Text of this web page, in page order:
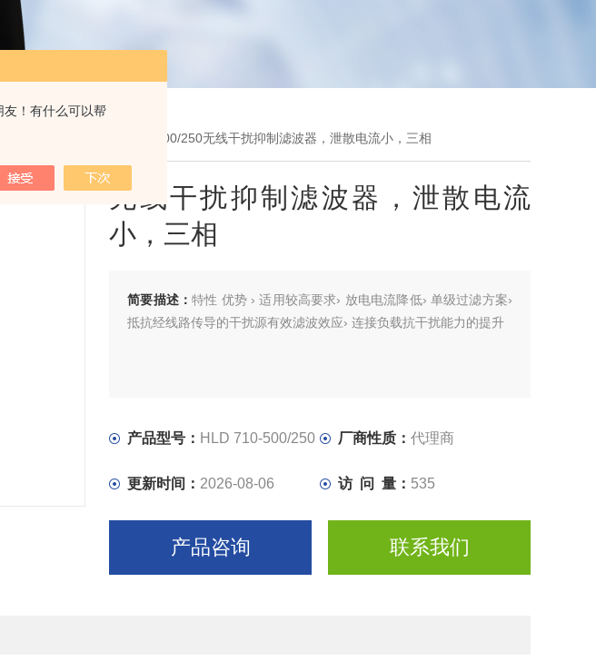
友！有什么可以帮
> HLD 710-500/250无线干扰抑制滤波器，泄散电流小，三相
无线干扰抑制滤波器，泄散电流
小，三相
简要描述：特性 优势 › 适用较高要求› 放电电流降低› 单级过滤方案›
抵抗经线路传导的干扰源有效滤波效应› 连接负载抗干扰能力的提升
产品型号： HLD 710-500/250 厂商性质：代理商
更新时间： 2026-08-06 访 问 量： 535
产品咨询 联系我们